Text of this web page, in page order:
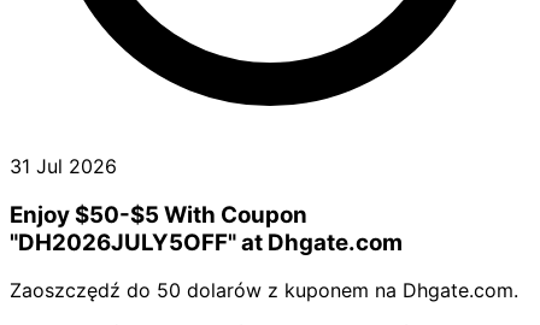
31 Jul 2026
Enjoy $50-$5 With Coupon
"DH2026JULY5OFF" at Dhgate.com
Zaoszczędź do 50 dolarów z kuponem na Dhgate.com.